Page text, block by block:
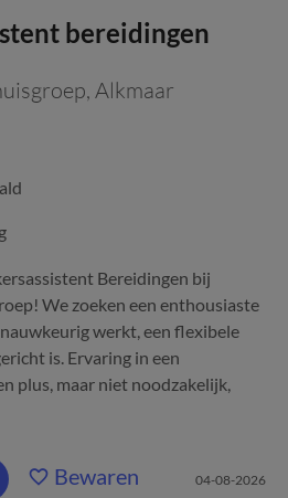
bereidingen
, Alkmaar
Bereidingen bij
We zoeken een enthousiaste
werkt, een flexibele
is. Ervaring in een
plus, maar niet noodzakelijk,
Bewaren 04-08-2026